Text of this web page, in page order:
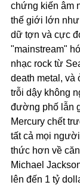
chứng kiến âm
thế giới lớn như
dữ tợn và cực
"mainstream"
nhạc rock từ
death metal, và
trỗi dậy không
đường phố lẫn
Mercury chết
tất cả mọi
thức hơn về
Michael
lên đến 1 tỷ